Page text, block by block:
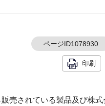
ページID1078930
印刷
売されている製品及び株